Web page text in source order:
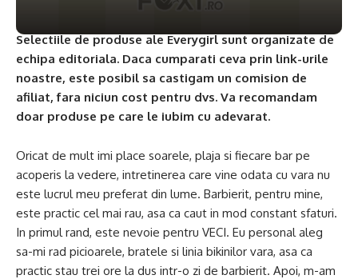
Selectiile de produse ale Everygirl sunt organizate de
echipa editoriala. Daca cumparati ceva prin link-urile
noastre, este posibil sa castigam un comision de
afiliat, fara niciun cost pentru dvs. Va recomandam
doar produse pe care le iubim cu adevarat.
Oricat de mult imi place soarele, plaja si fiecare bar pe
acoperis la vedere, intretinerea care vine odata cu vara nu
este lucrul meu preferat din lume. Barbierit, pentru mine,
este practic cel mai rau, asa ca caut in mod constant sfaturi.
In primul rand, este nevoie pentru VECI. Eu personal aleg
sa-mi rad picioarele, bratele si linia bikinilor vara, asa ca
practic stau trei ore la dus intr-o zi de barbierit. Apoi, m-am